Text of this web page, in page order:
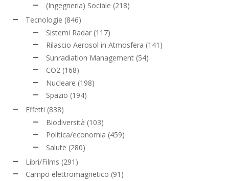
(Ingegneria) Sociale (218)
Tecnologie (846)
Sistemi Radar (117)
Rilascio Aerosol in Atmosfera (141)
Sunradiation Management (54)
CO2 (168)
Nucleare (198)
Spazio (194)
Effetti (838)
Biodiversità (103)
Politica/economia (459)
Salute (280)
Libri/Films (291)
Campo elettromagnetico (91)